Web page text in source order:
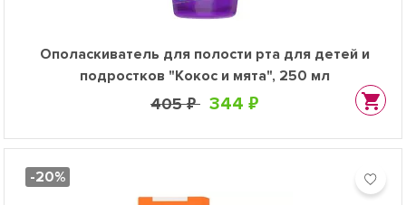
Ополаскиватель для полости рта для детей и
подростков "Кокос и мята", 250 мл
405 ₽ 344 ₽
-20%